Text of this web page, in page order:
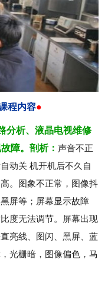
程内容●
分析、液晶电视维修
障。剖析：声音不正
动关 机开机后不久自
。图象不正常，图像抖
屏等；屏幕显示故障
度无法调节。屏幕出现
亮线、图闪、黑屏、蓝
光栅暗，图像偏色，马